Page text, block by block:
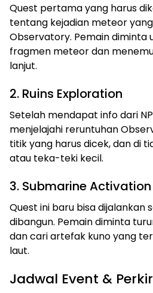
Quest pertama yang harus
tentang kejadian meteor
Observatory. Pemain diminta
fragmen meteor dan
lanjut.
2. Ruins Exploration
Setelah mendapat info dari
menjelajahi reruntuhan
titik yang harus dicek, dan di
atau teka-teki kecil.
3. Submarine Activation
Quest ini baru bisa dijalankan
dibangun. Pemain diminta
dan cari artefak kuno yang
laut.
Jadwal Event &